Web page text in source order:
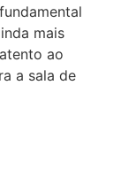
mais
ao
a sala de